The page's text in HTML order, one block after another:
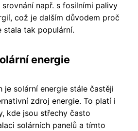
např. s fosilními palivy
což je dalším důvodem proč
stala tak populární.
energie
je solární energie stále častěji
zdroj energie. To platí i
kde jsou střechy často
solárních panelů a tímto